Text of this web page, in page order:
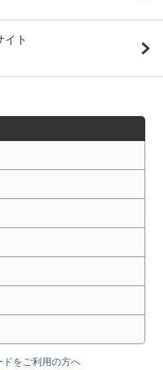
イト
をご利用の方へ